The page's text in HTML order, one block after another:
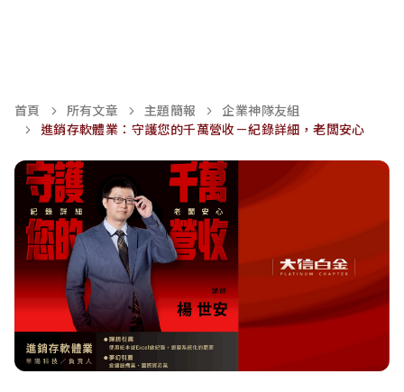
首頁 所有文章 主題簡報
企業神隊友組
進銷存軟體業：守護您的千萬營收－紀錄詳細，老闆安心